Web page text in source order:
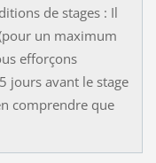
de stages : Il
un maximum
efforçons
jours avant le stage
comprendre que